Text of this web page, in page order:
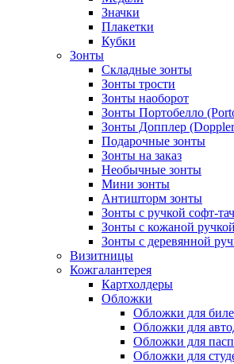
Значки
Плакетки
Кубки
Зонты
Складные зонты
Зонты трости
Зонты наоборот
Зонты Портобелло
Зонты Допплер
Подарочные зонты
Зонты на заказ
Необычные зонты
Мини зонты
Антишторм зонты
Зонты с ручкой софт-тач
Зонты с кожаной ручкой
Зонты с деревянной
Визитницы
Кожгалантерея
Картхолдеры
Обложки
Обложки для
Обложки для
Обложки для
Обложки для